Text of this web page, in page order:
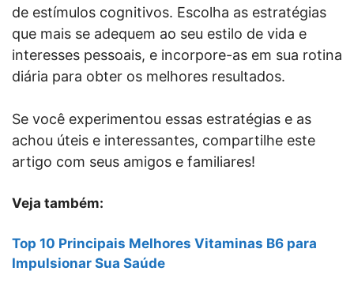
de estímulos cognitivos. Escolha as estratégias
que mais se adequem ao seu estilo de vida e
interesses pessoais, e incorpore-as em sua rotina
diária para obter os melhores resultados.
Se você experimentou essas estratégias e as
achou úteis e interessantes, compartilhe este
artigo com seus amigos e familiares!
Veja também:
Top 10 Principais Melhores Vitaminas B6 para
Impulsionar Sua Saúde